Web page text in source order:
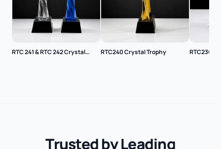
RTC 241 & RTC 242 Crystal
RTC240 Crystal Trophy RTC236
Trusted by Leading